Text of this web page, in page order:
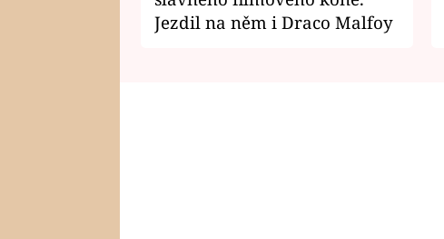
Jezdil na něm i Draco Malfoy